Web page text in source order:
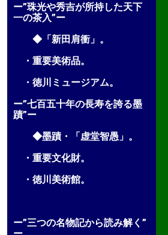
ー”珠光や秀吉が所持した天下
一の茶入”ー
◆「新田肩衝」。
・重要美術品。
・徳川ミュージアム。
ー”七百五十年の長寿を誇る墨
蹟”ー
◆墨蹟・「虚堂智愚」。
・重要文化財。
・徳川美術館。
ー”三つの名物記から読み解く”